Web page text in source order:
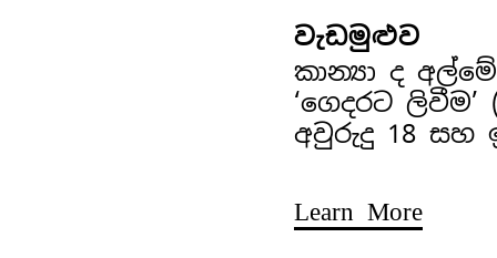
වැඩමුළුව
කාන්‍යා ද
‘ගෙදරට ලිවීම’
අවුරුදු 18 සහ
Learn More